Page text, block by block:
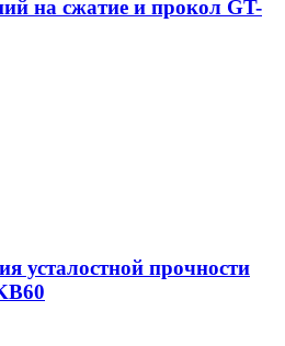
на сжатие и прокол GT-
усталостной прочности